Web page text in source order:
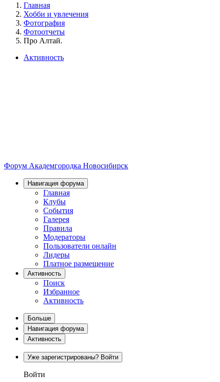
Главная
Хобби и увлечения
Фотография
Фотоотчеты
Про Алтай.
Активность
Форум Академгородка Новосибирск
Навигация форума
Главная
Клубы
События
Галерея
Правила
Модераторы
Пользователи онлайн
Лидеры
Платное размещение
Активность
Поиск
Избранное
Активность
Больше
Навигация форума
Активность
Уже зарегистрированы? Войти
Войти